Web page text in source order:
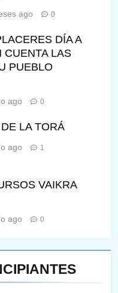
ago 0
DÍA A
CUENTA LAS
PUEBLO
ago 0
LA TORÁ
ago 1
VAIKRA
ago 0